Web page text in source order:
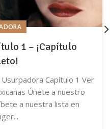
1 – ¡Capítulo
Capítulo 1 Ver
Únete a nuestro
a nuestra lista en